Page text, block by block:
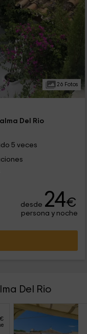
26 Fotos
Del Rio
5 veces
desde 24€
persona y noche
Del Rio
€